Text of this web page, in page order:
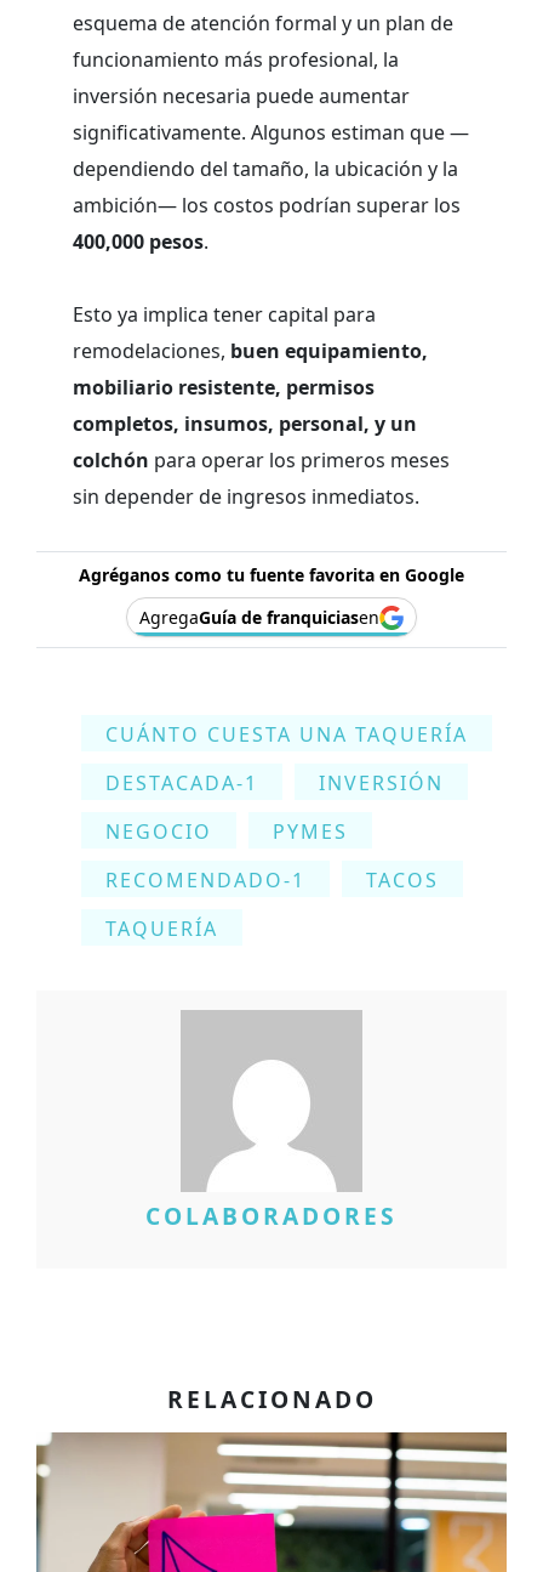
esquema de atención formal y un plan de
funcionamiento más profesional, la
inversión necesaria puede aumentar
significativamente. Algunos estiman que —
dependiendo del tamaño, la ubicación y la
ambición— los costos podrían superar los
400,000 pesos.
Esto ya implica tener capital para
remodelaciones, buen equipamiento,
mobiliario resistente, permisos
completos, insumos, personal, y un
colchón para operar los primeros meses
sin depender de ingresos inmediatos.
Agréganos como tu fuente favorita en Google
AgregaGuía de franquiciasen
CUÁNTO CUESTA UNA TAQUERÍA
DESTACADA-1
INVERSIÓN
NEGOCIO
PYMES
RECOMENDADO-1
TACOS
TAQUERÍA
COLABORADORES
RELACIONADO